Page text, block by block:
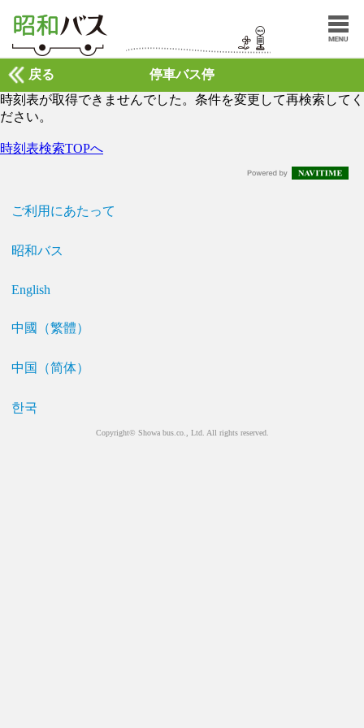
停車バス停
戻る
時刻表が取得できませんでした。条件を変更して再検索してく
ださい。
時刻表検索TOPへ
ご利用にあたって
昭和バス
English
中國（繁體）
中国（简体）
한국
Copyright© Showa bus.co., Ltd. All rights reserved.